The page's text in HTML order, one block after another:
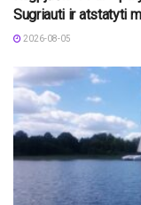
Sugriauti ir atstatyti
2026-08-05